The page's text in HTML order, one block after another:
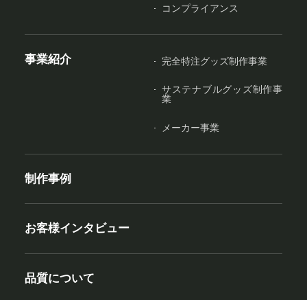
コンプライアンス
事業紹介 完全特注グッズ制作事業
サステナブルグッズ制作事
業
メーカー事業
制作事例
お客様インタビュー
品質について